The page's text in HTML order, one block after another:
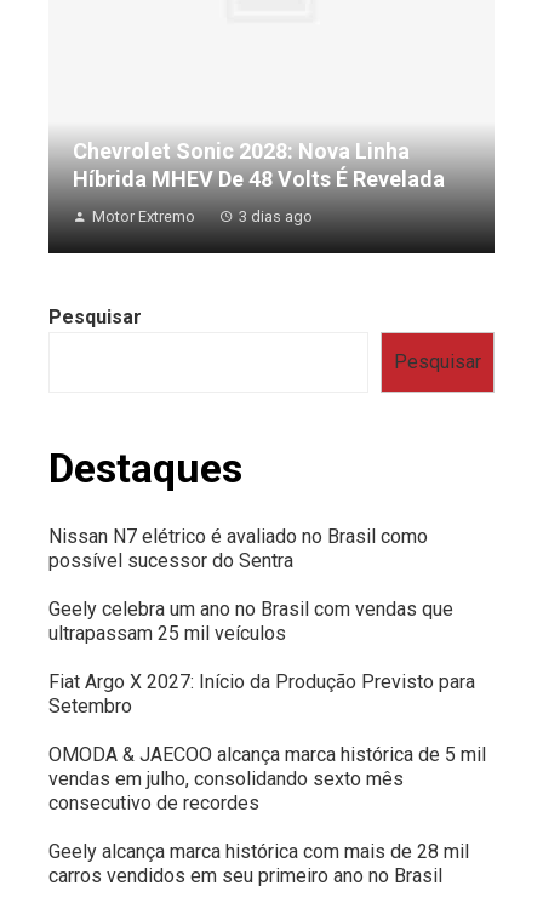
Chevrolet Sonic 2028: Nova Linha
Híbrida MHEV De 48 Volts É Revelada
Motor Extremo 3 dias ago
Pesquisar
Pesquisar
Destaques
Nissan N7 elétrico é avaliado no Brasil como
possível sucessor do Sentra
Geely celebra um ano no Brasil com vendas que
ultrapassam 25 mil veículos
Fiat Argo X 2027: Início da Produção Previsto para
Setembro
OMODA & JAECOO alcança marca histórica de 5 mil
vendas em julho, consolidando sexto mês
consecutivo de recordes
Geely alcança marca histórica com mais de 28 mil
carros vendidos em seu primeiro ano no Brasil